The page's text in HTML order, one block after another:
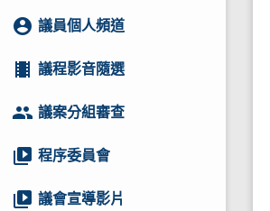
account_circle 議員個人頻道
local_movies 議程影音隨選
group 議案分組審查
video_library 程序委員會
video_library 議會宣導影片